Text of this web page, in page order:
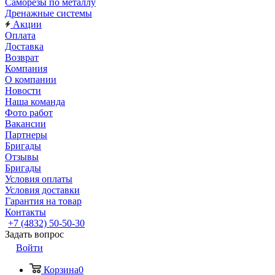
Саморезы по металлу
Дренажные системы
Акции
Оплата
Доставка
Возврат
Компания
О компании
Новости
Наша команда
Фото работ
Вакансии
Партнеры
Бригады
Отзывы
Бригады
Условия оплаты
Условия доставки
Гарантия на товар
Контакты
+7 (4832) 50-50-30
Задать вопрос
Войти
Корзина0